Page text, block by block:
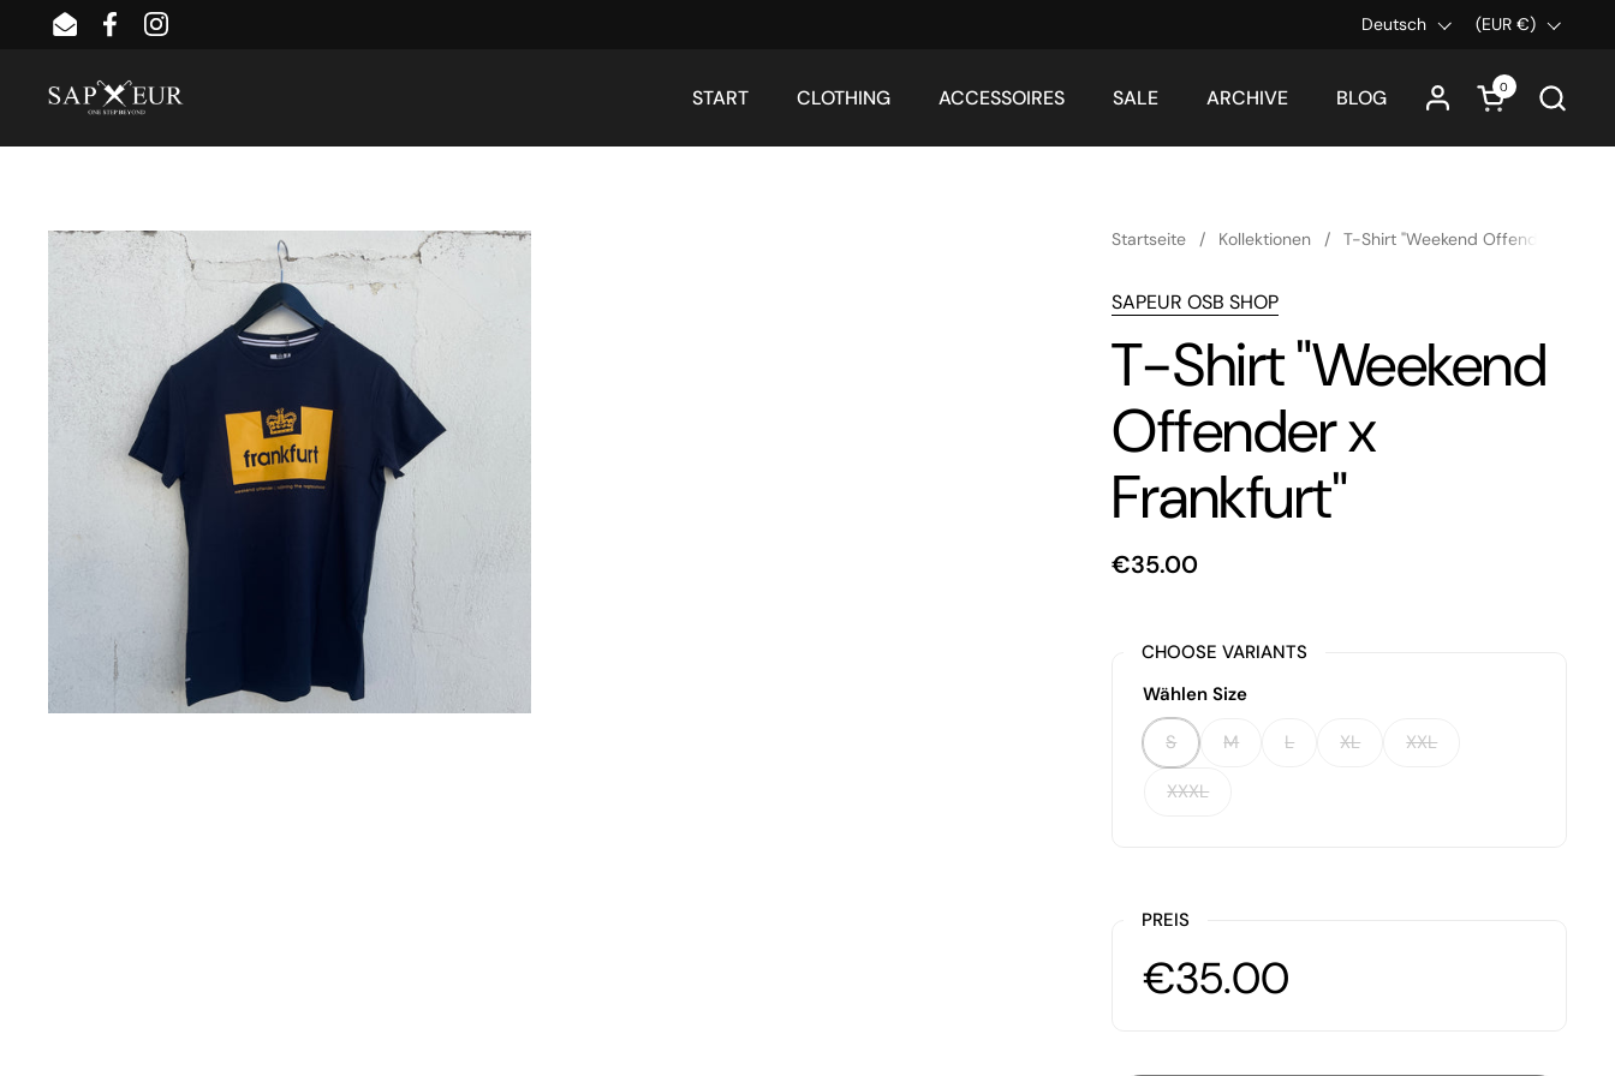
Zum Inhalt springen
EmailFacebookInstagram Sprache
Deutsch Land/Region
(EUR €)
Warenkorb
0
START CLOTHING ACCESSOIRES SALE ARCHIVE BLOG
Startseite / Kollektionen / T-Shirt "Weekend Offender x
SAPEUR OSB SHOP
T-Shirt "Weekend
Offender x
Frankfurt"
€35.00
CHOOSE VARIANTS
Wählen Size
S
M L XL XXL
XXXL
PREIS
€35.00